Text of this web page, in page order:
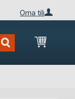
Oma tili